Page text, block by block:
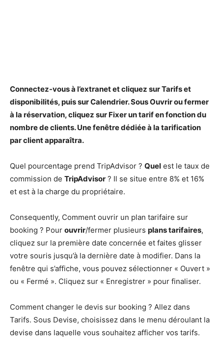
Connectez-vous à l’extranet et cliquez sur Tarifs et
disponibilités, puis sur Calendrier. Sous Ouvrir ou fermer
à la réservation, cliquez sur Fixerun tarif en fonction du
nombre de clients. Une fenêtre dédiée à la tarification
par client apparaîtra.
Quel pourcentage prend TripAdvisor ? Quel est le taux de
commission de TripAdvisor ? Il se situe entre 8% et 16%
et est à la charge du propriétaire.
Consequently, Comment ouvrir un plan tarifaire sur
booking ? Pour ouvrir/fermer plusieurs plans tarifaires,
cliquez sur la première date concernée et faites glisser
votre souris jusqu’à la dernière date à modifier. Dans la
fenêtre qui s’affiche, vous pouvez sélectionner « Ouvert »
ou « Fermé ». Cliquez sur « Enregistrer » pour finaliser.
Comment changer le devis sur booking ? Allez dans
Tarifs. Sous Devise, choisissez dans le menu déroulant la
devise dans laquelle vous souhaitez afficher vos tarifs.